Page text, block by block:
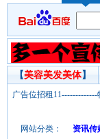
【美容美发美体】
广告位招租
网站分类：
资讯传